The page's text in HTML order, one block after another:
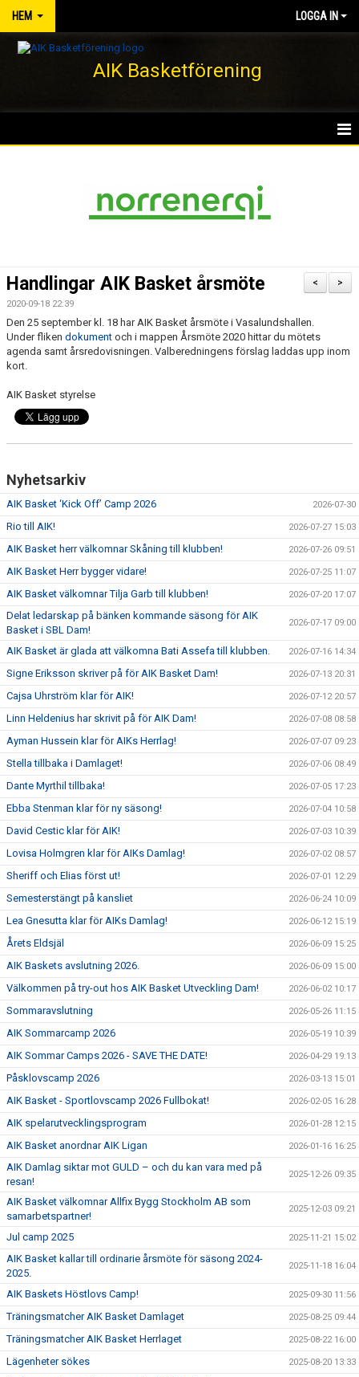
HEM LOGGA IN
AIK Basketförening
DOKUMENT
VÅRA LAG/TRÄNARE
AVGIFTER
PARTNERS
KÖP BILJETTER
SHOP
>
<
Handlingar AIK Basket årsmöte
2020-09-18 22:39
Den 25 september kl. 18 har AIK Basket årsmöte i Vasalundshallen.
Under fliken dokument och i mappen Årsmöte 2020 hittar du mötets
agenda samt årsredovisningen. Valberedningens förslag laddas upp inom
kort.
AIK Basket styrelse
Nyhetsarkiv
AIK Basket ‘Kick Off’ Camp 2026 2026-07-30
Rio till AIK! 2026-07-27 15:03
AIK Basket herr välkomnar Skåning till klubben! 2026-07-26 09:51
AIK Basket Herr bygger vidare! 2026-07-25 11:07
AIK Basket välkomnar Tilja Garb till klubben! 2026-07-20 17:07
Delat ledarskap på bänken kommande säsong för AIK
Basket i SBL Dam!
2026-07-17 09:00
AIK Basket är glada att välkomna Bati Assefa till klubben. 2026-07-16 14:34
Signe Eriksson skriver på för AIK Basket Dam! 2026-07-13 20:31
Cajsa Uhrström klar för AIK! 2026-07-12 20:57
Linn Heldenius har skrivit på för AIK Dam! 2026-07-08 08:58
Ayman Hussein klar för AIKs Herrlag! 2026-07-07 09:23
Stella tillbaka i Damlaget! 2026-07-06 08:49
Dante Myrthil tillbaka! 2026-07-05 17:23
Ebba Stenman klar för ny säsong! 2026-07-04 10:58
David Cestic klar för AIK! 2026-07-03 10:39
Lovisa Holmgren klar för AIKs Damlag! 2026-07-02 08:57
Sheriff och Elias först ut! 2026-07-01 12:29
Semesterstängt på kansliet 2026-06-24 10:09
Lea Gnesutta klar för AIKs Damlag! 2026-06-12 15:19
Årets Eldsjäl 2026-06-09 15:25
AIK Baskets avslutning 2026. 2026-06-09 15:00
Välkommen på try-out hos AIK Basket Utveckling Dam! 2026-06-02 10:17
Sommaravslutning 2026-05-26 11:15
AIK Sommarcamp 2026 2026-05-19 10:39
AIK Sommar Camps 2026 - SAVE THE DATE! 2026-04-29 19:13
Påsklovscamp 2026 2026-03-13 15:01
AIK Basket - Sportlovscamp 2026 Fullbokat! 2026-02-05 16:28
AIK spelarutvecklingsprogram 2026-01-28 12:15
AIK Basket anordnar AIK Ligan 2026-01-16 16:25
AIK Damlag siktar mot GULD – och du kan vara med på
resan!
2025-12-26 09:35
AIK Basket välkomnar Allfix Bygg Stockholm AB som
samarbetspartner!
2025-12-03 09:21
Jul camp 2025 2025-11-21 15:02
AIK Basket kallar till ordinarie årsmöte för säsong 2024-
2025.
2025-11-18 16:04
AIK Baskets Höstlovs Camp! 2025-09-30 11:56
Träningsmatcher AIK Basket Damlaget 2025-08-25 09:44
Träningsmatcher AIK Basket Herrlaget 2025-08-22 16:00
Lägenheter sökes 2025-08-20 13:33